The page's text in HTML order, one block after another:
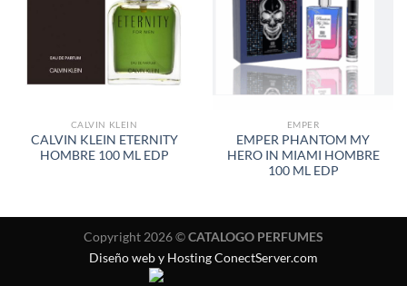
LISTA
DE
CALVIN KLEIN
CALVIN KLEIN ETERNITY
HOMBRE 100 ML EDP
LISTA
DE
DESEOS
EMPER
EMPER PHANTOM MY
HERO IN MIAMI HOMBRE
100 ML EDP
Copyright 2026 ©CATALOGO PERFUMES
Diseño web y Hosting ConectServer.com